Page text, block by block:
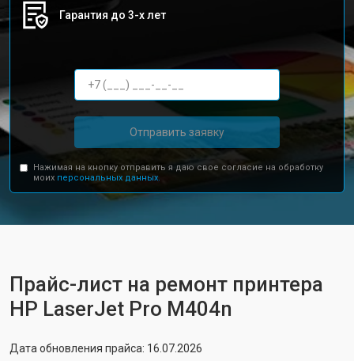
Гарантия до 3-х лет
Отправить заявку
Нажимая на кнопку отправить я даю свое согласие на обработку
моих персональных данных.
Прайс-лист на ремонт принтера
HP LaserJet Pro M404n
Дата обновления прайса: 16.07.2026